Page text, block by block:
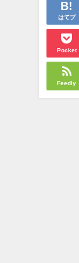
はてブ
Pocket
Feedly